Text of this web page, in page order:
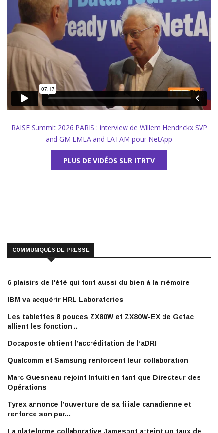
RAISE Summit 2026 PARIS : interview de Willem Hendrickx SVP
and GM EMEA and LATAM pour NetApp
PLUS DE VIDÉOS SUR ITRTV
COMMUNIQUÉS DE PRESSE
6 plaisirs de l'été qui font aussi du bien à la mémoire
IBM va acquérir HRL Laboratories
Les tablettes 8 pouces ZX80W et ZX80W-EX de Getac
allient les fonction...
Docaposte obtient l’accréditation de l’aDRI
Qualcomm et Samsung renforcent leur collaboration
Marc Guesneau rejoint Intuiti en tant que Directeur des
Opérations
Tyrex annonce l’ouverture de sa filiale canadienne et
renforce son par...
La plateforme collaborative Jamespot atteint un taux de